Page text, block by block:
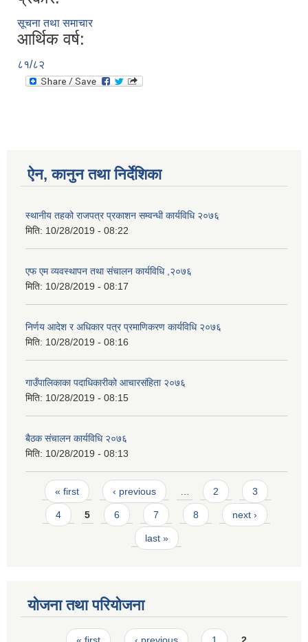
सूचना तथा समाचार
आर्थिक वर्ष:
८१/८२
ऐन, कानुन तथा निर्देशिका
स्थानीय तहको राजपत्र प्रकाशन सम्वन्धी कार्यविधि २०७६
मिति: 10/28/2019 - 08:22
एफ एम व्यवस्थापन तथा संचालन कार्यविधि ,२०७६
मिति: 10/28/2019 - 08:17
निर्णय आदेश र अधिकार पत्र प्रमाणिकरण कार्यविधि २०७६
मिति: 10/28/2019 - 08:16
गाउँपालिकाका पदाधिकारीको आचारसंहि‌‌ता २०७६
मिति: 10/28/2019 - 08:15
बैठक संचालन कार्यविधि २०७६
मिति: 10/28/2019 - 08:13
Pages
« first ‹ previous 2 3
4 5 6 7 8 next ›
last »
योजना तथा परियोजना